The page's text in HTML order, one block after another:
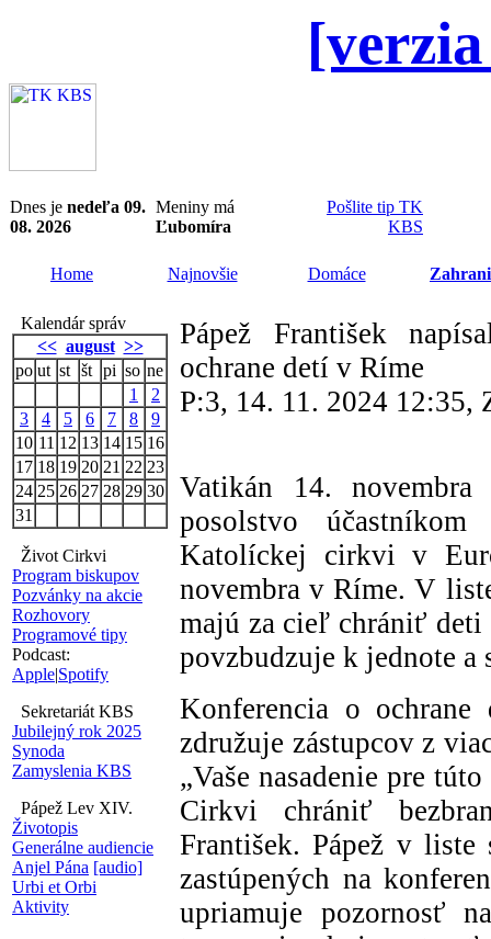
Dnes je nedeľa 09.
08. 2026
Meniny má
Ľubomíra
Pošlite tip TK
KBS
Home Najnovšie Domáce
Kalendár správ
<< august >>
po ut st št pi so ne
1
2
3
4 5 6 7 8
9
10 11 12 13 14 15 16
17 18 19 20 21 22 23
24 25 26 27 28 29 30
31
Život Cirkvi
Program biskupov
Pozvánky na akcie
Rozhovory
Programové tipy
Podcast:
Apple|Spotify
Sekretariát KBS
Jubilejný rok 2025
Synoda
Zamyslenia KBS
Pápež Lev XIV.
Životopis
Generálne audiencie
Anjel Pána [audio]
Urbi et Orbi
Aktivity
Pápež František
ochrane detí v Ríme
P:3, 14. 11. 2024 12:35,
Vatikán 14. novembra
posolstvo
Katolíckej cirkvi v
novembra v Ríme. V
majú za cieľ chrániť
povzbudzuje k jednote
Konferencia o
združuje zástupcov z
„Vaše nasadenie pre
Cirkvi chrániť
František. Pápež v
zastúpených na
upriamuje pozornosť